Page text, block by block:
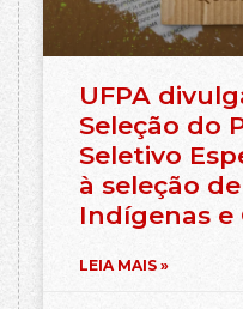
UFPA
Seleção do
Seletivo
à seleção
Indígenas e
LEIA MAIS »